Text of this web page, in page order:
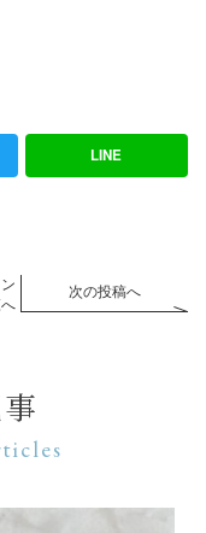
LINE
次の投稿へ